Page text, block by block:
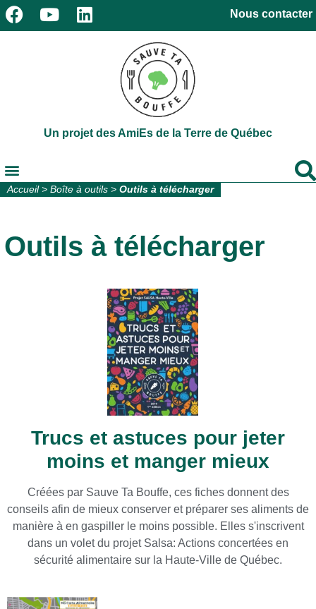
Nous contacter
Un projet des AmiEs de la Terre de Québec
Accueil> Boîte à outils > Outils à télécharger
Outils à télécharger
Trucs et astuces pour jeter
moins et manger mieux
Créées par Sauve Ta Bouffe, ces fiches donnent des
conseils afin de mieux conserver et préparer ses aliments de
manière à en gaspiller le moins possible. Elles s'inscrivent
dans un volet du projet Salsa: Actions concertées en
sécurité alimentaire sur la Haute-Ville de Québec.